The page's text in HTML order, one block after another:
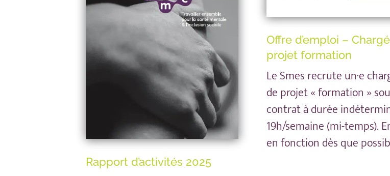
Rapport d’activités 2025
Offre d’emploi –
projet formation
Le Smes recrute un·e
de projet « formation »
contrat à durée
19h/semaine (mi-temps).
en fonction dès que